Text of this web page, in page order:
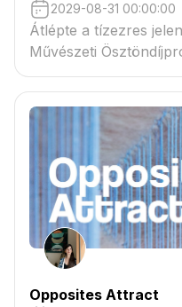
2029-08-31 00:00:00
Átlépte a tízezres
Művészeti
tartaléklistás
csatolmányban
Opposites Attract